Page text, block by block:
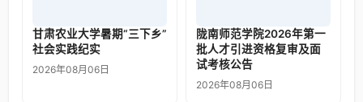
甘肃农业大学暑期“三下乡”
社会实践纪实
2026年08月06日
陇南师范学院2026年第一
批人才引进资格复审及面
试考核公告
2026年08月06日